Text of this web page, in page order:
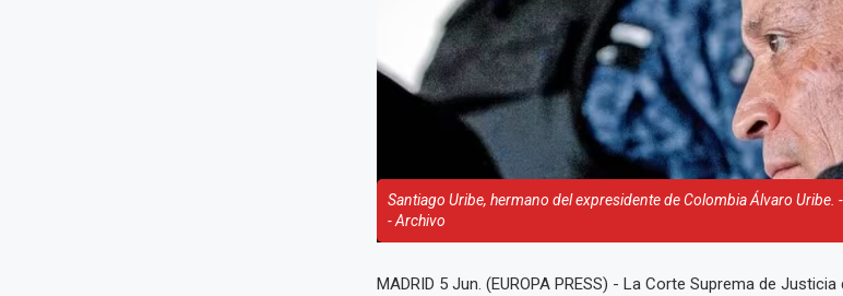
Santiago Uribe, hermano del expresidente de Colombia Álvaro
- Archivo
MADRID 5 Jun. (EUROPA PRESS) - La Corte Suprema de